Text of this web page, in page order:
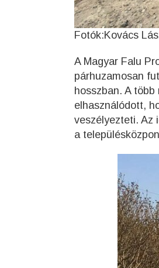
Fotók:Kovács
A Magyar Falu
párhuzamosan
hosszban. A
elhasználódott,
veszélyezteti. Az
a